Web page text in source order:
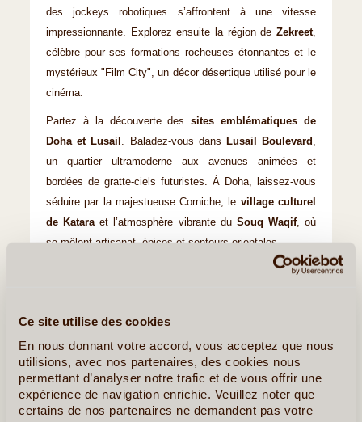
Ce site utilise des cookies
En nous donnant votre accord, vous acceptez que nous
utilisions, avec nos partenaires, des cookies nous
permettant d’analyser notre trafic et de vous offrir une
expérience de navigation enrichie. Veuillez noter que
certains de nos partenaires ne demandent pas votre
des jockeys robotiques s’affrontent à une vitesse
impressionnante. Explorez ensuite la région de Zekreet,
célèbre pour ses formations rocheuses étonnantes et le
mystérieux "Film City", un décor désertique utilisé pour le
cinéma.
Partez à la découverte dessites emblématiques de
Doha et Lusail . Baladez-vous dans Lusail Boulevard ,
un quartier ultramoderne aux avenues animées et
bordées de gratte-ciels futuristes. À Doha, laissez-vous
séduire par la majestueuse Corniche, le village culturel
de Kataraet l’atmosphère vibrante du Souq Waqif, où
se mêlent artisanat, épices et senteurs orientales.
L’histoire du Qatar s’invite dans votre voyage avec la
des perles. Profitez également d’une parenthèse hors du
temps sur
l’île Pourpre, un écrin naturel paisible propice
à la détente et à la contemplation.